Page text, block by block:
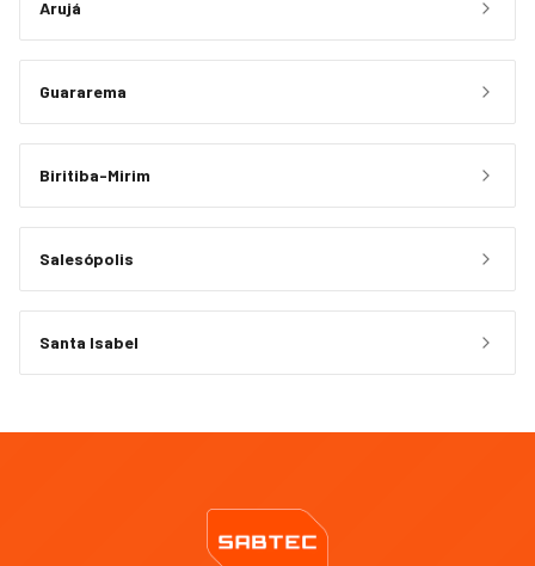
Arujá
Guararema
Biritiba-Mirim
Salesópolis
Santa Isabel